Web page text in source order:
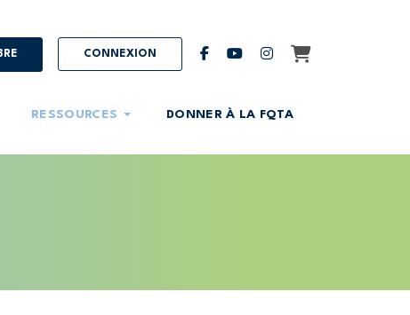
CONNEXION facebookyoutubeinstagram
Panier
RESSOURCES DONNER À LA FQTA